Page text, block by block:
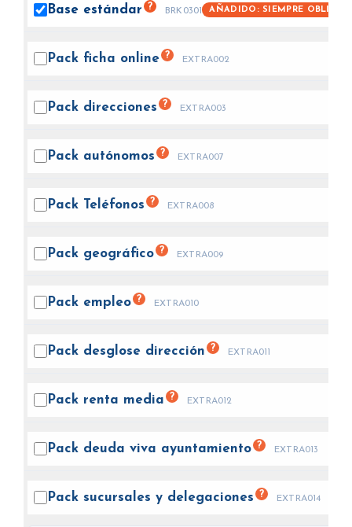
Base estándar ? BRK0301 AÑADIDO: SIEMPRE
Pack ficha online ? EXTRA002
Pack direcciones ? EXTRA003
Pack autónomos ? EXTRA007
Pack Teléfonos ? EXTRA008
Pack geográfico ? EXTRA009
Pack empleo ? EXTRA010
Pack desglose dirección ? EXTRA011
Pack renta media ? EXTRA012
Pack deuda viva ayuntamiento ? EXTRA013
Pack sucursales y delegaciones ? EXTRA014